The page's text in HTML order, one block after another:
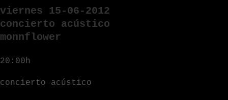
viernes 15-06-2012
concierto acústico
monnflower
20:00h
concierto acústico